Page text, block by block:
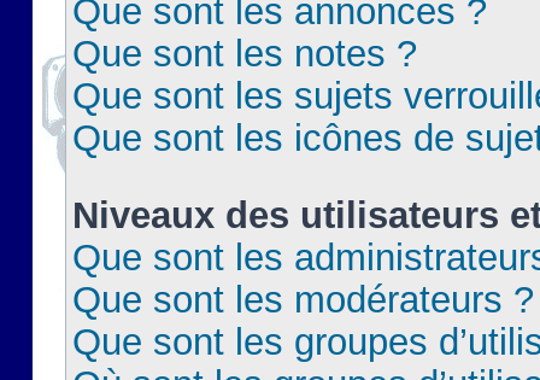
Que sont les annonces ?
Que sont les notes ?
Que sont les sujets
Que sont les icônes de
Niveaux des utilisateurs
Que sont les
Que sont les modérateurs ?
Que sont les groupes